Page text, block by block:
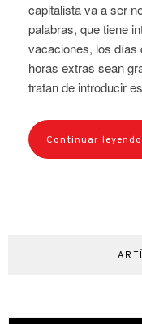
capitalista va a ser
palabras, que tiene
vacaciones, los días
horas extras sean
tratan de introducir
Continuar leyendo